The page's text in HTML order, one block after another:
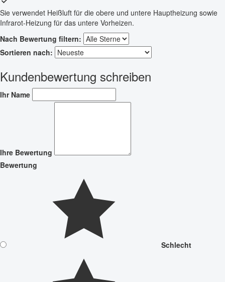
Sie verwendet Heißluft für die obere und untere Hauptheizung sowie
Infrarot-Heizung für das untere Vorheizen.
Nach Bewertung filtern:
Sortieren nach:
Kundenbewertung schreiben
Ihr Name
Ihre Bewertung
Bewertung
Schlecht